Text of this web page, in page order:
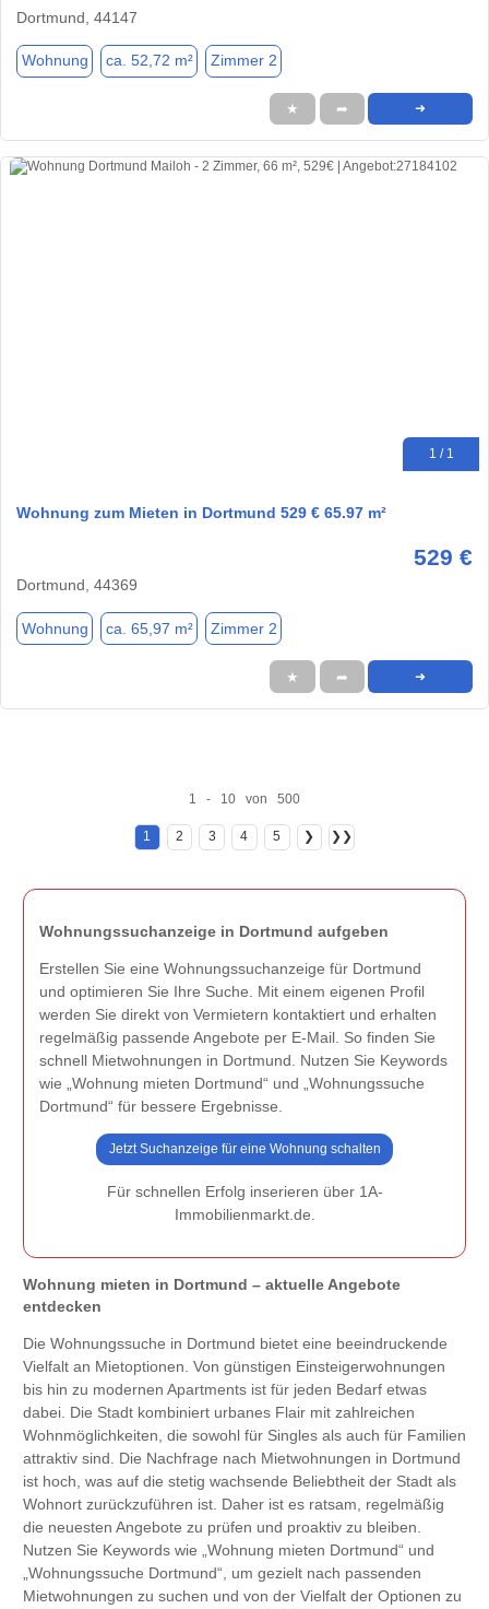
Dortmund, 44147
Wohnung ca. 52,72 m² Zimmer 2
★ ➦ ➜
1 / 1
Wohnung zum Mieten in Dortmund 529 € 65.97 m²
529 €
Dortmund, 44369
Wohnung ca. 65,97 m² Zimmer 2
★ ➦ ➜
1 - 10 von 500
1 2 3 4 5 ❯ ❯❯
Wohnungssuchanzeige in Dortmund aufgeben
Erstellen Sie eine Wohnungssuchanzeige für Dortmund
und optimieren Sie Ihre Suche. Mit einem eigenen Profil
werden Sie direkt von Vermietern kontaktiert und erhalten
regelmäßig passende Angebote per E-Mail. So finden Sie
schnell Mietwohnungen in Dortmund. Nutzen Sie Keywords
wie „Wohnung mieten Dortmund“ und „Wohnungssuche
Dortmund“ für bessere Ergebnisse.
Jetzt Suchanzeige für eine Wohnung schalten
Für schnellen Erfolg inserieren über 1A-
Immobilienmarkt.de.
Wohnung mieten in Dortmund – aktuelle Angebote
entdecken
Die Wohnungssuche in Dortmund bietet eine beeindruckende
Vielfalt an Mietoptionen. Von günstigen Einsteigerwohnungen
bis hin zu modernen Apartments ist für jeden Bedarf etwas
dabei. Die Stadt kombiniert urbanes Flair mit zahlreichen
Wohnmöglichkeiten, die sowohl für Singles als auch für Familien
attraktiv sind. Die Nachfrage nach Mietwohnungen in Dortmund
ist hoch, was auf die stetig wachsende Beliebtheit der Stadt als
Wohnort zurückzuführen ist. Daher ist es ratsam, regelmäßig
die neuesten Angebote zu prüfen und proaktiv zu bleiben.
Nutzen Sie Keywords wie „Wohnung mieten Dortmund“ und
„Wohnungssuche Dortmund“, um gezielt nach passenden
Mietwohnungen zu suchen und von der Vielfalt der Optionen zu